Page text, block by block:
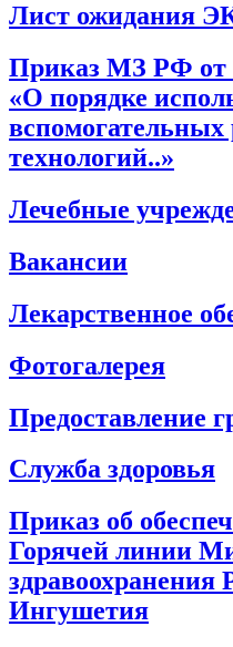
Лист ожидания
Приказ МЗ РФ от
«О порядке
технологий..»
Лечебные
Вакансии
Лекарственное
Фотогалерея
Предоставление
Служба здоровья
Приказ об
Горячей линии
здравоохранения
Ингушетия